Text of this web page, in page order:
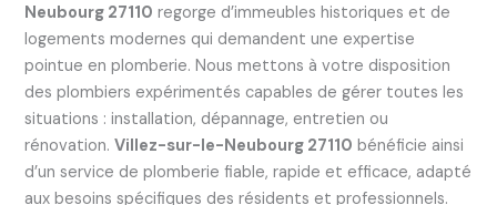
Neubourg 27110 regorge d’immeubles historiques et de
logements modernes qui demandent une expertise
pointue en plomberie. Nous mettons à votre disposition
des plombiers expérimentés capables de gérer toutes les
situations : installation, dépannage, entretien ou
rénovation. Villez-sur-le-Neubourg 27110 bénéficie ainsi
d’un service de plomberie fiable, rapide et efficace, adapté
aux besoins spécifiques des résidents et professionnels.